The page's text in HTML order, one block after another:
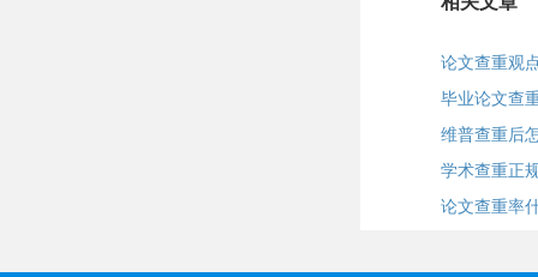
论文查重观
毕业论文查
维普查重后
学术查重正
论文查重率